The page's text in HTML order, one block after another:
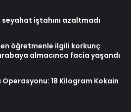
iştahını azaltmadı
öğretmenle ilgili korkunç
almacınca facia yaşandı
Operasyonu: 18 Kilogram Kokain